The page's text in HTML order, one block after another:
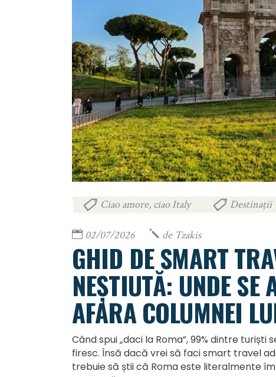
Ciao amore, ciao Italy Destinații
02/07/2026 de Tzakis
GHID DE SMART
NEȘTIUTĂ: UNDE
AFARA COLUMNEI
Când spui „daci la Roma”, 99% dintre
firesc. Însă dacă vrei să faci smart travel
trebuie să știi că Roma este literalmente